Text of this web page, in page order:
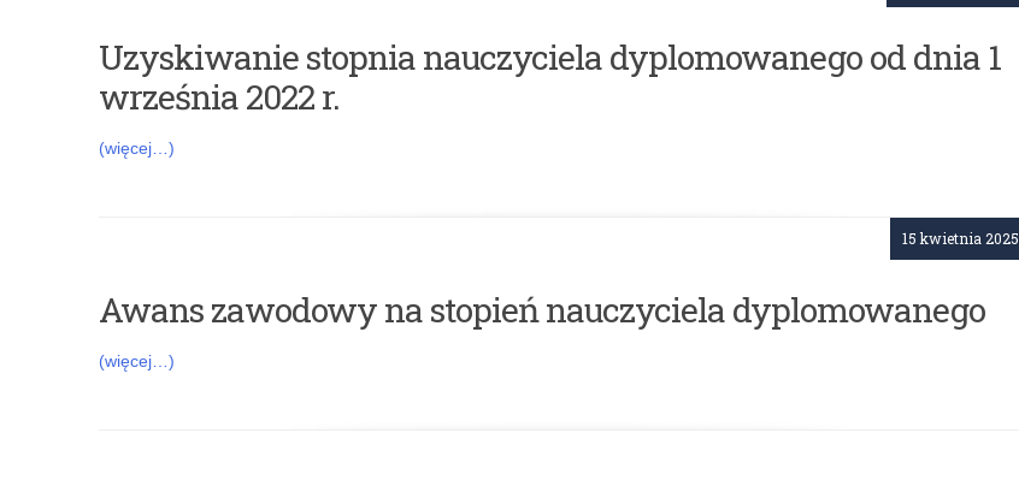
n
s
z
o
d
Uzyskiwanie stopnia nauczyciela dyplomowanego od dnia 1
września 2022 r.
(więcej…)
15 kwietnia 2025
Awans zawodowy na stopień nauczyciela dyplomowanego
(więcej…)